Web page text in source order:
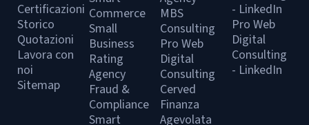
Certificazioni
Storico
Quotazioni
Lavora con
noi
Sitemap
Commerce
Small
Business
Rating
Agency
Fraud &
Compliance
Smart
MBS
Consulting
Pro Web
Digital
Consulting
Cerved
Finanza
Agevolata
- LinkedIn
Pro Web
Digital
Consulting
- LinkedIn